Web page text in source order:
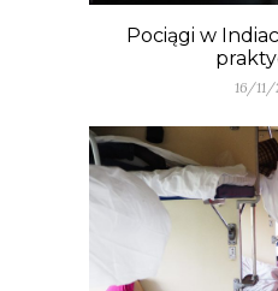
Pociągi w
16/11/